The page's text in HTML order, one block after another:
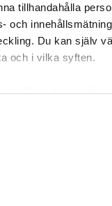
tillhandahålla
och
Du kan själv
och i vilka syften.
skulle vi även vilja:
en noggrannhet på
hur dina personliga